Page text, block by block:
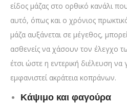
είδος μάζας στο ορθικό κανάλι
αυτό, όπως και ο χρόνιος
μάζα αυξάνεται σε μέγεθος,
ασθενείς να χάσουν τον έλεγχο
έτσι ώστε η εντερική διέλευση να
εμφανιστεί ακράτεια κοπράνων.
Κάψιμο και φαγούρα